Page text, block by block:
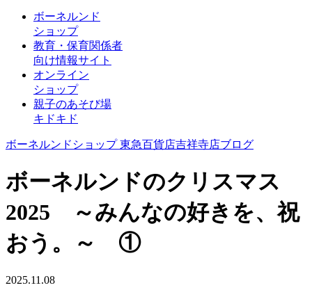
ボーネルンド
ショップ
教育・保育関係者
向け情報サイト
オンライン
ショップ
親子のあそび場
キドキド
ボーネルンドショップ 東急百貨店吉祥寺店ブログ
ボーネルンドのクリスマス
2025 ～みんなの好きを、祝
おう。～ ①
2025.11.08